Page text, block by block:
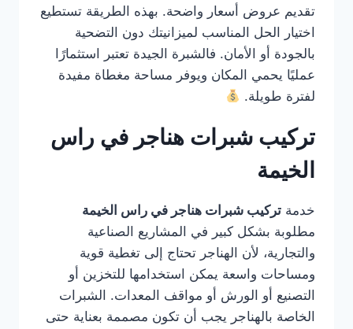
تقديم عروض أسعار واضحة. بهذه الطريقة تستطيع
اختيار الحل المناسب لميزانيتك دون التضحية
بالجودة أو الأمان. فالشبرة الجيدة تعتبر استثمارًا
عمليًا يحمي المكان ويوفر مساحة مغطاة مفيدة
لفترة طويلة.
تركيب شبرات هناجر في راس
الخيمة
خدمة تركيب شبرات هناجر في راس الخيمة
مطلوبة بشكل كبير في المشاريع الصناعية
والتجارية، لأن الهناجر تحتاج إلى تغطية قوية
ومساحات واسعة يمكن استخدامها للتخزين أو
التصنيع أو الورش أو مواقف المعدات. الشبرات
الخاصة بالهناجر يجب أن تكون مصممة بعناية حتى